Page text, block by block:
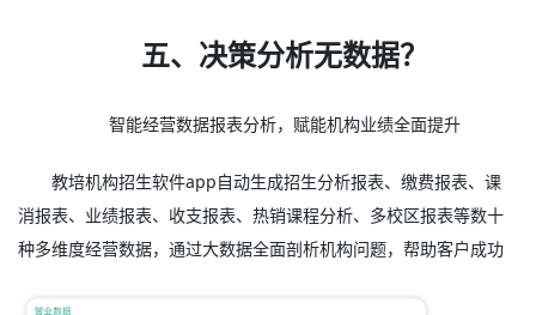
五、决策分析无数据？
智能经营数据报表分析，赋能机构业绩全面提升
教培机构招生软件app自动生成招生分析报表、缴费报表、课
消报表、业绩报表、收支报表、热销课程分析、多校区报表等数十
种多维度经营数据，通过大数据全面剖析机构问题，帮助客户成功